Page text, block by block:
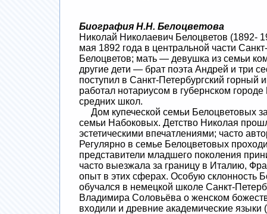
Биография Н.Н. Белоцветова
Николай Николаевич Белоцветов (1892-
мая 1892 года в центральной части
Белоцветов; мать — девушка из семьи
другие дети — брат поэта Андрей и три
поступил в Санкт-Петербургский
работал нотариусом в губернском
средних школ.
Дом купеческой семьи Белоцветовых
семьи Набоковых. Детство Николая
эстетическими впечатлениями; часто
Регулярно в семье Белоцветовых
представители младшего поколения
часто выезжала за границу в Италию,
опыт в этих сферах. Особую склонность
обучался в немецкой школе Санкт-
Владимира Соловьёва о женском
входили и древние академические языки